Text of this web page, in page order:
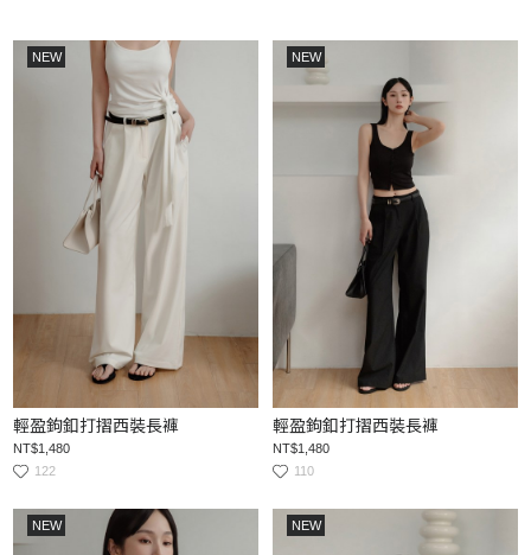
NEW
輕盈鉤釦打摺西裝長褲
NT$1,480
122
NEW
輕盈鉤釦打摺西裝長褲
NT$1,480
110
NEW NEW